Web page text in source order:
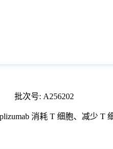
批次号: A256202
消耗 T 细胞、减少